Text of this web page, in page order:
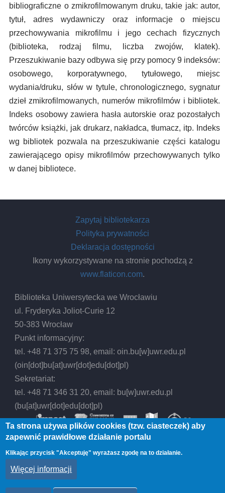
bibliograficzne o zmikrofilmowanym druku, takie jak: autor,
tytuł, adres wydawniczy oraz informacje o miejscu
przechowywania mikrofilmu i jego cechach fizycznych
(biblioteka, rodzaj filmu, liczba zwojów, klatek).
Przeszukiwanie bazy odbywa się przy pomocy 9 indeksów:
osobowego, korporatywnego, tytułowego, miejsc
wydania/druku, słów w tytule, chronologicznego, sygnatur
dzieł zmikrofilmowanych, numerów mikrofilmów i bibliotek.
Indeks osobowy zawiera hasła autorskie oraz pozostałych
twórców książki, jak drukarz, nakładca, tłumacz, itp. Indeks
wg bibliotek pozwala na przeszukiwanie części katalogu
zawierającego opisy mikrofilmów przechowywanych tylko
w danej bibliotece.
Zapytaj bibliotekarza
Polityka prywatności
Deklaracja dostępności
Ikony wykorzystywane na stronie pochodzą z
www.flaticon.com.
Biblioteka Uniwersytecka we Wrocławiu
ul. Fryderyka Joliot-Curie 12
50-383 Wrocław
Punkt informacyjny:
tel. +48 71 375 75 98, email:oin.bu[w]uwr.edu.pl
(oin[dot]bu[at]uwr[dot]edu[dot]pl)
Sekretariat:
tel. +48 71 346 31 20, email: bu[w]uwr.edu.pl
(bu[at]uwr[dot]edu[dot]pl)
© 2026 Biblioteka Uniwersytecka we Wrocławiu,
All rights reserved.
Ta strona używa plików cookies (tzw. ciasteczek) aby
zapewnić prawidłowe działanie portalu
Klikając przycisk "Akceptuję" wyrażasz zgodę na to działanie.
Więcej informacji